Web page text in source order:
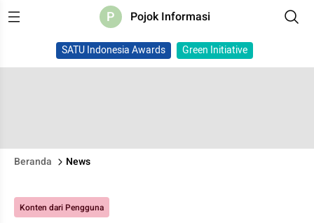
P Pojok Informasi
SATU Indonesia Awards Green Initiative
Beranda News
Konten dari Pengguna